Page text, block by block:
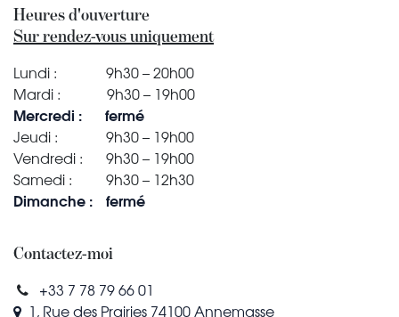
Contactez-moi
+33 7 78 79 66 01
1, Rue des Prairies 74100 Annemasse
Heures d'ouverture
Sur rendez-vous uniquement
​Lundi :
​9h30 – 20h00
Mardi :
​​9h30 – 19h00
Mercredi : ​fermé
Jeudi :
​​9h30 – 19h00
Vendredi :
​9h30 – 19h00
Samedi :
​​9h30 – 12h30
Dimanche : ​fermé